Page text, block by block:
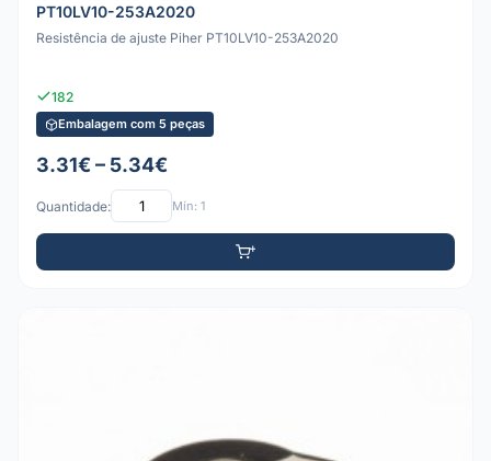
PT10LV10-253A2020
Resistência de ajuste Piher PT10LV10-253A2020
182
Embalagem com 5 peças
3.31€ – 5.34€
Quantidade: Mín: 1